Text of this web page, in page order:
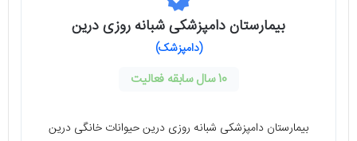
بیمارستان دامپزشکی شبانه روزی درین
(دامپزشک)
10 سال سابقه فعالیت
بیمارستان دامپزشکی شبانه روزی درین حیوانات خانگی درین